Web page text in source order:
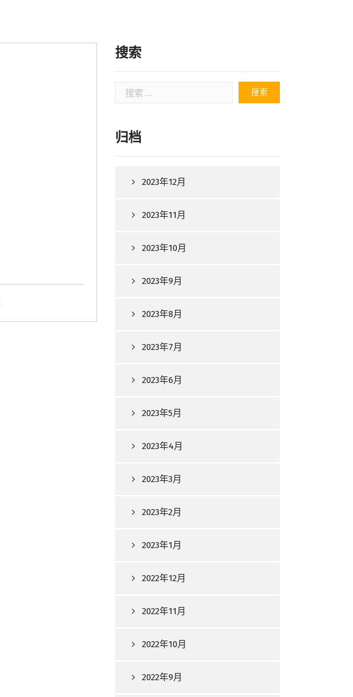
搜索
索：
归档
2023年12月
2023年11月
2023年10月
2023年9月
2023年8月
2023年7月
2023年6月
2023年5月
2023年4月
2023年3月
2023年2月
2023年1月
2022年12月
2022年11月
2022年10月
2022年9月